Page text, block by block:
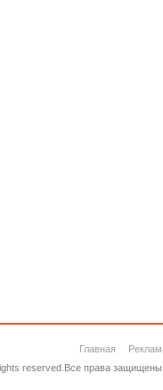
Главная
reserved.Все права защищены.